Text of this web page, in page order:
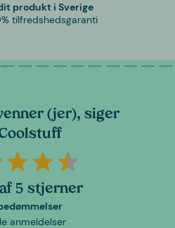
produkt i Sverige
tilfredshedsgaranti
(jer), siger
5 stjerner
anmeldelser